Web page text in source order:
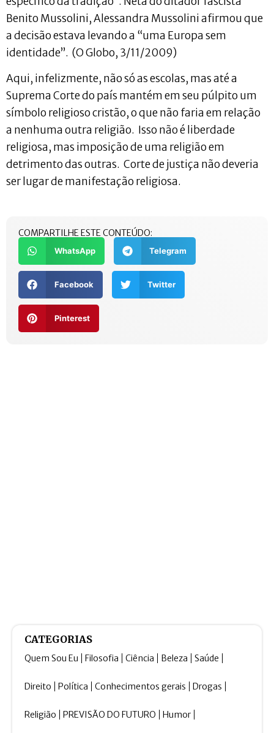
Benito Mussolini, Alessandra Mussolini afirmou que
a decisão estava levando a “uma Europa sem
identidade”. (O Globo, 3/11/2009)
Aqui, infelizmente, não só as escolas, mas até a
Suprema Corte do país mantém em seu púlpito um
símbolo religioso cristão, o que não faria em relação
a nenhuma outra religião. Isso não é liberdade
religiosa, mas imposição de uma religião em
detrimento das outras. Corte de justiça não deveria
ser lugar de manifestação religiosa.
COMPARTILHE ESTE CONTEÚDO:
WhatsApp Telegram
Facebook Twitter
Pinterest
CATEGORIAS
Quem Sou Eu Filosofia Ciência Beleza Saúde
Direito Política Conhecimentos gerais Drogas
Religião PREVISÃO DO FUTURO Humor